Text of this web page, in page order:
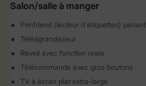
Salon/salle à manger
Penfriend (lecteur d'étiquettes) parlant
Téléagrandisseur
Réveil avec fonction orale
Télécommande avec gros boutons
TV à écran plat extra-large